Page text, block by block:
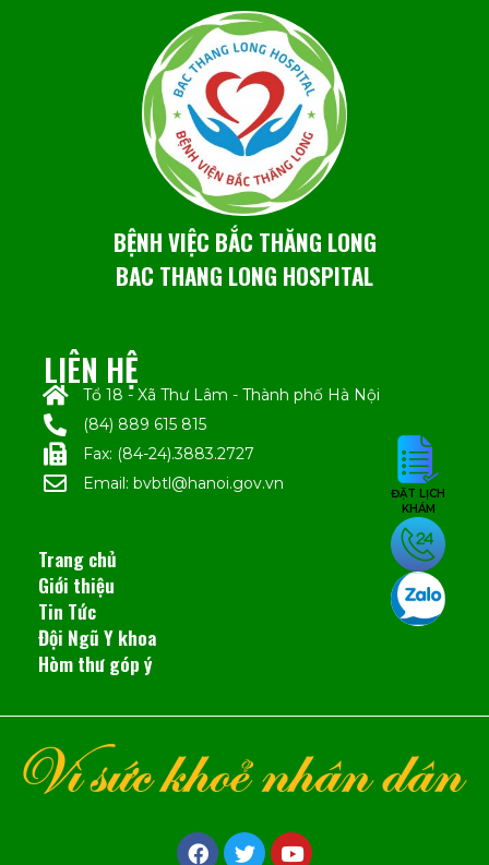
BỆNH VIỆC BẮC THĂNG LONG
BAC THANG LONG HOSPITAL
LIÊN HỆ
Tổ 18 - Xã Thư Lâm - Thành phố Hà Nội
(84) 889 615 815
Fax: (84-24).3883.2727
Email: bvbtl@hanoi.gov.vn
Trang chủ
Giới thiệu
Tin Tức
Đội Ngũ Y khoa
Hòm thư góp ý
ĐẶT LỊCH
KHÁM